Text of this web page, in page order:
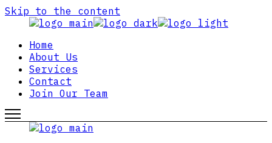
Skip to the content
Home
About Us
Services
Contact
Join Our Team